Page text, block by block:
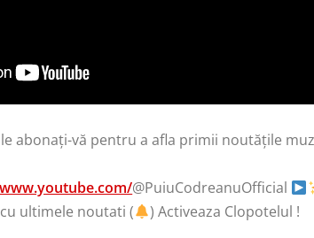
abonați-vă pentru a afla primii noutățile
@PuiuCodreanuOfficial
ultimele noutati (
) Activeaza Clopotelul !